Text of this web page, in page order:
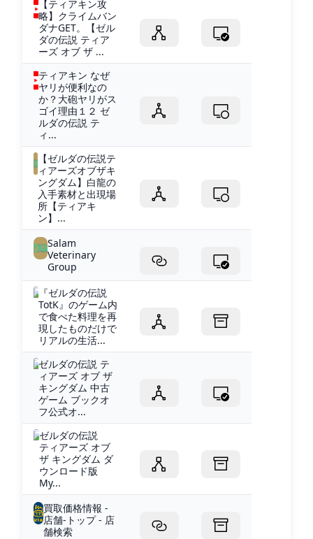
【ティアキン攻
略】クライムバン
ダナGET。【ゼル
ダの伝説 ティア
ーズ オブ ザ ...
ティアキン なぜ
ヤリが便利なの
か？大砲ヤリがス
ゴイ理由１２ ゼ
ルダの伝説 テ
ィ...
【ゼルダの伝説テ
ィアーズオブザキ
ングダム】白龍の
入手素材と出現場
所【ティアキ
ン】...
Salam
Veterinary
Group
『ゼルダの伝説
TotK』のゲーム内
で食べた料理を再
現したものだけで
リアルの生活...
ゼルダの伝説 テ
ィアーズ オブ ザ
キングダム 中古
ゲーム ブックオ
フ公式オ...
ゼルダの伝説
ティアーズ オブ
ザ キングダム ダ
ウンロード版
My...
買取価格情報 -
店舗-トップ - 店
舗検索